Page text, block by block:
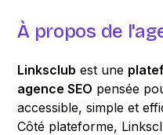
À propos de
Linksclub est une
agence SEO pensée
accessible, simple et
Côté plateforme,